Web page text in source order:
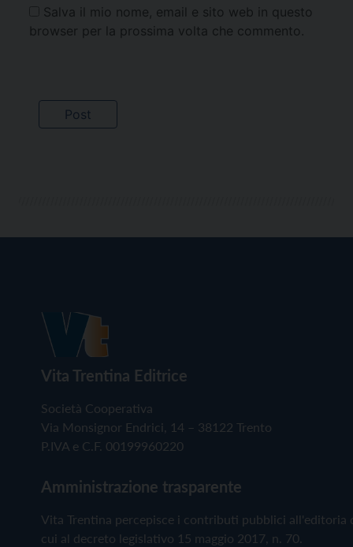
Salva il mio nome, email e sito web in questo
browser per la prossima volta che commento.
Vita Trentina Editrice
Società Cooperativa
Via Monsignor Endrici, 14 – 38122 Trento
P.IVA e C.F. 00199960220
Amministrazione trasparente
Vita Trentina percepisce i contributi pubblici all'editoria
cui al decreto legislativo 15 maggio 2017, n. 70.